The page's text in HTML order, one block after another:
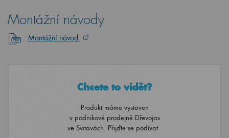
Montážní návody
Montážní návod
Chcete to vidět?
Produkt máme vystaven
v podnikové prodejně Dřevojas
ve Svitavách. Přijďte se podívat..